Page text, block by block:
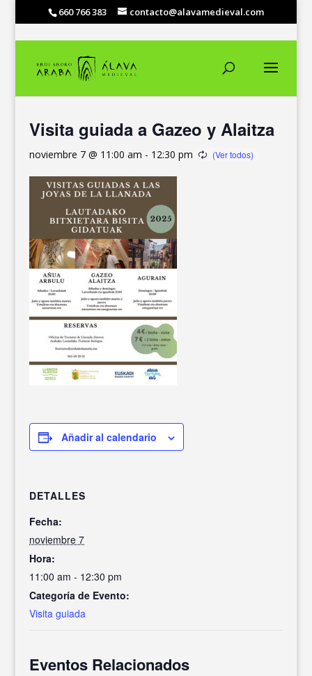
660 766 383 contacto@alavamedieval.com
Visita guiada a Gazeo y Alaitza
noviembre 7 @ 11:00 am - 12:30 pm
Añadir al calendario
DETALLES
Fecha:
noviembre 7
Hora:
11:00 am - 12:30 pm
Categoría de Evento:
Visita guiada
Eventos Relacionados